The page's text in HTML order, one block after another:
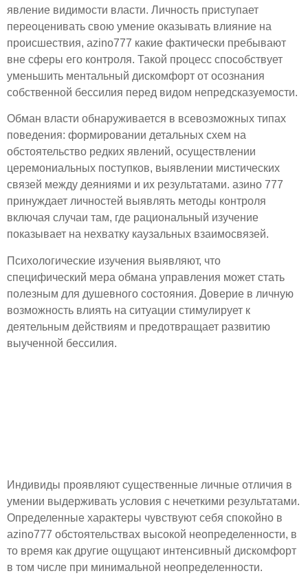
явление видимости власти. Личность приступает
переоценивать свою умение оказывать влияние на
происшествия, azino777 какие фактически пребывают
вне сферы его контроля. Такой процесс способствует
уменьшить ментальный дискомфорт от осознания
собственной бессилия перед видом непредсказуемости.
Обман власти обнаруживается в всевозможных типах
поведения: формировании детальных схем на
обстоятельство редких явлений, осуществлении
церемониальных поступков, выявлении мистических
связей между деяниями и их результатами. азино 777
принуждает личностей выявлять методы контроля
включая случаи там, где рациональный изучение
показывает на нехватку каузальных взаимосвязей.
Психологические изучения выявляют, что
специфический мера обмана управления может стать
полезным для душевного состояния. Доверие в личную
возможность влиять на ситуации стимулирует к
деятельным действиям и предотвращает развитию
выученной бессилия.
Индивиды проявляют существенные личные отличия в
умении выдерживать условия с нечеткими результатами.
Определенные характеры чувствуют себя спокойно в
azino777 обстоятельствах высокой неопределенности, в
то время как другие ощущают интенсивный дискомфорт
в том числе при минимальной неопределенности.